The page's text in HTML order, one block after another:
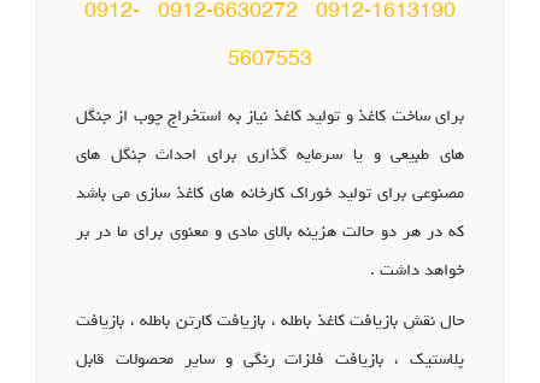
0912-1613190
0912-6630272
0912-
5607553
برای ساخت کاغذ و تولید کاغذ نیاز به استخراج چوب از جنگل
های طبیعی و یا سرمایه گذاری برای احداث جنگل های
مصنوعی برای تولید خوراک کارخانه های کاغذ سازی می باشد
که در هر دو حالت هزینه بالای مادی و معنوی برای ما در بر
خواهد داشت .
حال نقش بازیافت کاغذ باطله ، بازیافت کارتن باطله ، بازیافت
پلاستیک ، بازیافت فلزات رنگی و سایر محصولات قابل